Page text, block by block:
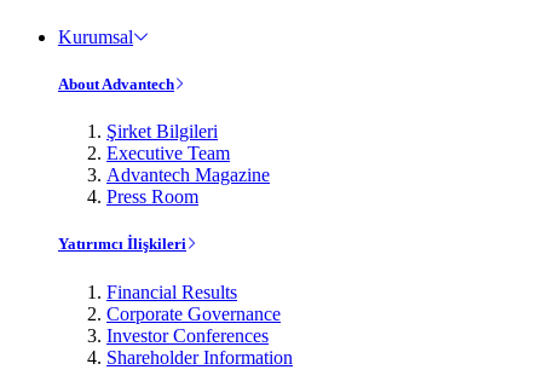
Kurumsal
About Advantech
Şirket Bilgileri
Executive Team
Advantech Magazine
Press Room
Yatırımcı İlişkileri
Financial Results
Corporate Governance
Investor Conferences
Shareholder Information